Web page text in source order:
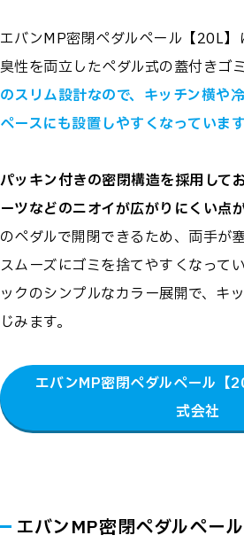
エバンMP密閉ペダルペール【20L】
臭性を両立したペダル式の蓋付きゴミ
のスリム設計なので、キッチン横や
ペースにも設置しやすくなっています
パッキン付きの密閉構造を採用して
ーツなどのニオイが広がりにくい点が
のペダルで開閉できるため、両手が
スムーズにゴミを捨てやすくなって
ックのシンプルなカラー展開で、キ
じみます。
エバンMP密閉ペダルペール【
式会社
エバンMP密閉ペダルペール